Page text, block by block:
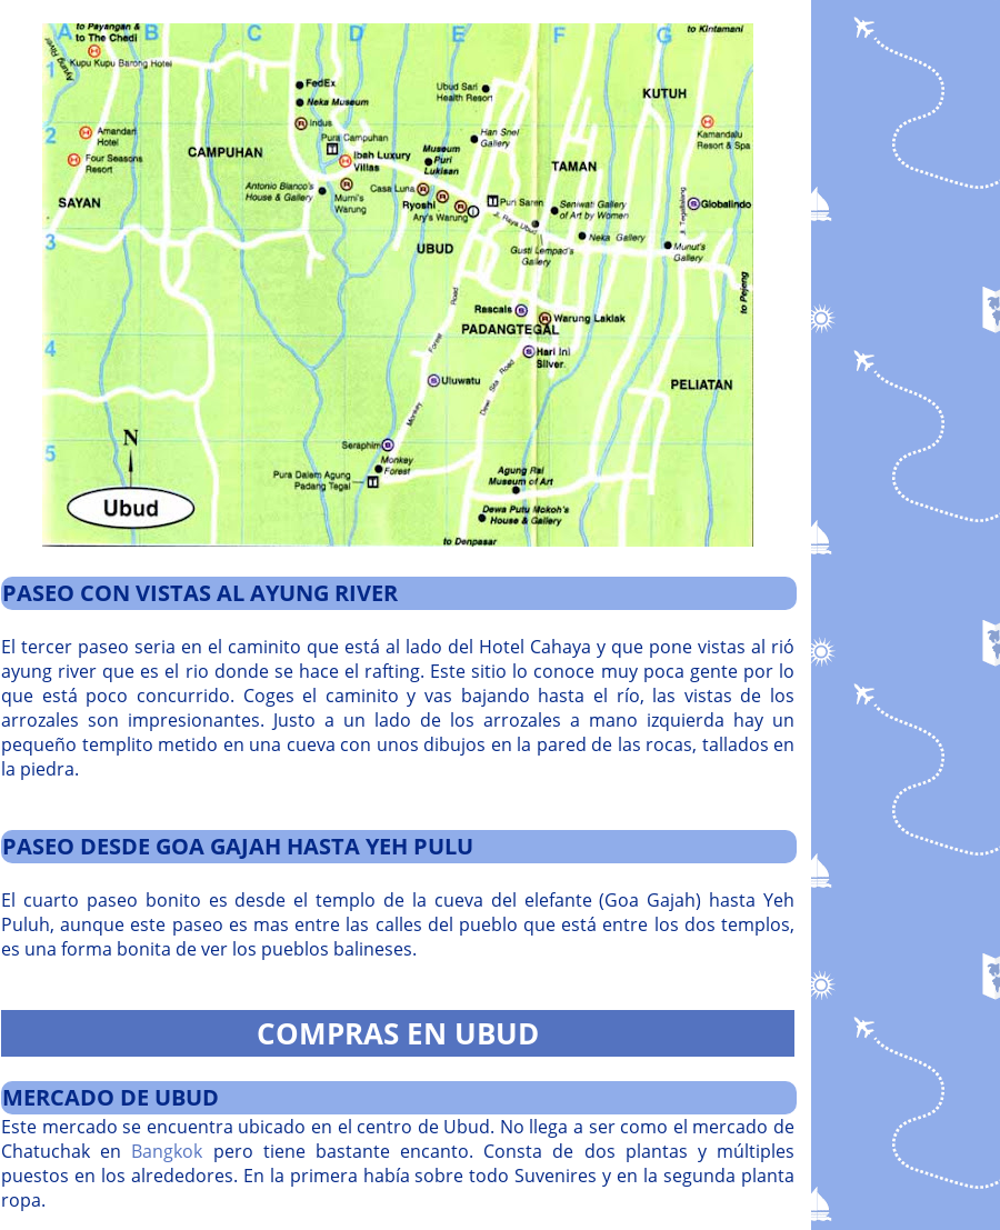
PASEO CON VISTAS AL AYUNG RIVER
El tercer paseo seria en el caminito que está al lado del Hotel Cahaya y que pone vistas al rió
ayung river que es el rio donde se hace el rafting. Este sitio lo conoce muy poca gente por lo
que está poco concurrido. Coges el caminito y vas bajando hasta el río, las vistas de los
arrozales son impresionantes. Justo a un lado de los arrozales a mano izquierda hay un
pequeño templito metido en una cueva con unos dibujos en la pared de las rocas, tallados en
la piedra.
PASEO DESDE GOA GAJAH HASTA YEH PULU
El cuarto paseo bonito es desde el templo de la cueva del elefante (Goa Gajah) hasta Yeh
Puluh, aunque este paseo es mas entre las calles del pueblo que está entre los dos templos,
es una forma bonita de ver los pueblos balineses.
COMPRAS EN UBUD
MERCADO DE UBUD
Este mercado se encuentra ubicado en el centro de Ubud. No llega a ser como el mercado de
Chatuchak en Bangkok pero tiene bastante encanto. Consta de dos plantas y múltiples
puestos en los alrededores. En la primera había sobre todo Suvenires y en la segunda planta
ropa.